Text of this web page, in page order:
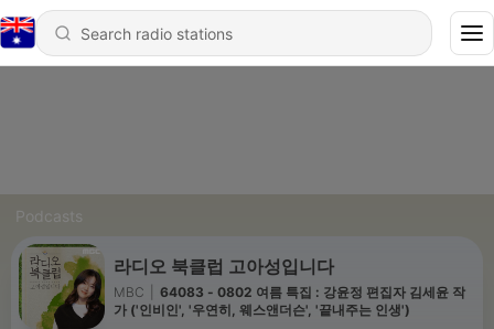
Podcasts
라디오 북클럽 고아성입니다
MBC
64083 - 0802 여름 특집 : 강윤정 편집자 김세윤 작
가 ('인비인', '우연히, 웨스앤더슨', '끝내주는 인생')